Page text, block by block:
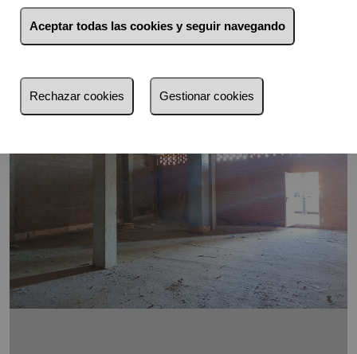
Aceptar todas las cookies y seguir navegando
Rechazar cookies Gestionar cookies